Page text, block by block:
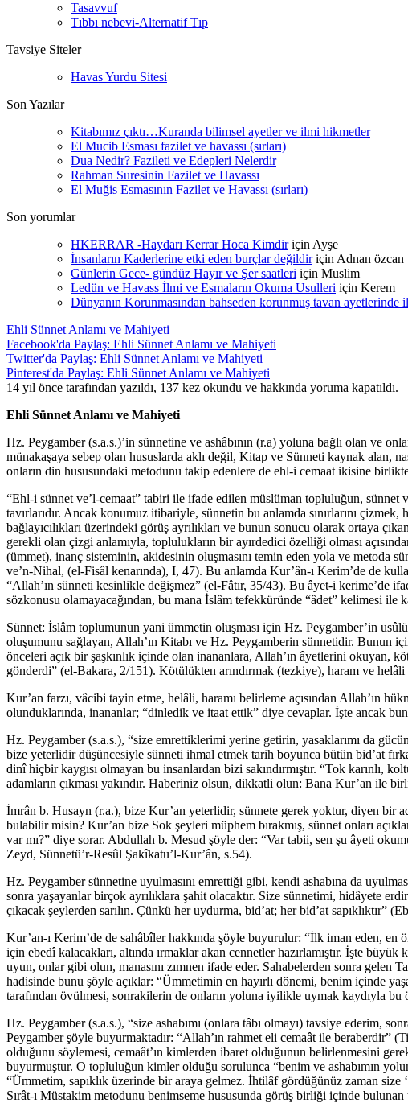
Tasavvuf
Tıbbı nebevi-Alternatif Tıp
Tavsiye Siteler
Havas Yurdu Sitesi
Son Yazılar
Kitabımız çıktı…Kuranda bilimsel ayetler ve ilmi hikmetler
El Mucib Esması fazilet ve havassı (sırları)
Dua Nedir? Fazileti ve Edepleri Nelerdir
Rahman Suresinin Fazilet ve Havassı
El Muğis Esmasının Fazilet ve Havassı (sırları)
Son yorumlar
HKERRAR -Haydarı Kerrar Hoca Kimdiriçin Ayşe
İnsanların Kaderlerine etki eden burçlar değildiriçin Adnan özcan
Günlerin Gece- gündüz Hayır ve Şer saatleri için Muslim
Ledün ve Havass İlmi ve Esmaların Okuma Usulleri için Kerem
Dünyanın Korunmasından bahseden korunmuş tavan ayetlerinde
Ehli Sünnet Anlamı ve Mahiyeti
Facebook'da Paylaş: Ehli Sünnet Anlamı ve Mahiyeti
Twitter'da Paylaş: Ehli Sünnet Anlamı ve Mahiyeti
Pinterest'da Paylaş: Ehli Sünnet Anlamı ve Mahiyeti
14 yıl önce tarafından yazıldı, 137 kez okundu ve hakkında yoruma kapatıldı.
Ehli Sünnet Anlamı ve Mahiyeti
Hz. Peygamber (s.a.s.)’in sünnetine ve ashâbının (r.a) yoluna bağlı olan ve
münakaşaya sebep olan hususlarda aklı değil, Kitap ve Sünneti kaynak alan,
onların din hususundaki metodunu takip edenlere de ehl-i cemaat ikisine
“Ehl-i sünnet ve’l-cemaat” tabiri ile ifade edilen müslüman topluluğun,
tavırlarıdır. Ancak konumuz itibariyle, sünnetin bu anlamda sınırlarını
bağlayıcılıkları üzerindeki görüş ayrılıkları ve bunun sonucu olarak ortaya
gerekli olan çizgi anlamıyla, toplulukların bir ayırdedici özelliği olması
(ümmet), inanç sisteminin, akidesinin oluşmasını temin eden yola ve metoda
ve’n-Nihal, (el-Fisâl kenarında), I, 47). Bu anlamda Kur’ân-ı Kerim’de de
“Allah’ın sünneti kesinlikle değişmez” (el-Fâtır, 35/43). Bu âyet-i kerime’de
sözkonusu olamayacağından, bu mana İslâm tefekküründe “âdet” kelimesi ile
Sünnet: İslâm toplumunun yani ümmetin oluşması için Hz. Peygamber’in
oluşumunu sağlayan, Allah’ın Kitabı ve Hz. Peygamberin sünnetidir. Bunun
önceleri açık bir şaşkınlık içinde olan inananlara, Allah’ın âyetlerini okuyan,
gönderdi” (el-Bakara, 2/151). Kötülükten arındırmak (tezkiye), haram ve
Kur’an farzı, vâcibi tayin etme, helâli, haramı belirleme açısından Allah’ın
olunduklarında, inananlar; “dinledik ve itaat ettik” diye cevaplar. İşte ancak
Hz. Peygamber (s.a.s.), “size emrettiklerimi yerine getirin, yasaklarımı da
bize yeterlidir düşüncesiyle sünneti ihmal etmek tarih boyunca bütün bid’at
dinî hiçbir kaygısı olmayan bu insanlardan bizi sakındırmıştır. “Tok karınlı,
adamların çıkması yakındır. Haberiniz olsun, dikkatli olun: Bana Kur’an ile
İmrân b. Husayn (r.a.), bize Kur’an yeterlidir, sünnete gerek yoktur, diyen bir
bulabilir misin? Kur’an bize Sok şeyleri müphem bırakmış, sünnet onları
var mı?” diye sorar. Abdullah b. Mesud şöyle der: “Var tabii, sen şu âyeti
Zeyd, Sünnetü’r-Resûl Şakîkatu’l-Kur’ân, s.54).
Hz. Peygamber sünnetine uyulmasını emrettiği gibi, kendi ashabına da
sonra yaşayanlar birçok ayrılıklara şahit olacaktır. Size sünnetimi, hidâyete
çıkacak şeylerden sarılın. Çünkü her uydurma, bid’at; her bid’at sapıklıktır”
Kur’an-ı Kerim’de de sahâbîler hakkında şöyle buyurulur: “İlk iman eden,
için ebedî kalacakları, altında ırmaklar akan cennetler hazırlamıştır. İşte
uyun, onlar gibi olun, manasını zımnen ifade eder. Sahabelerden sonra
hadisinde bunu şöyle açıklar: “Ümmetimin en hayırlı dönemi, benim içinde
tarafından övülmesi, sonrakilerin de onların yoluna iyilikle uymak kaydıyla bu
Hz. Peygamber (s.a.s.), “size ashabımı (onlara tâbı olmayı) tavsiye ederim,
Peygamber şöyle buyurmaktadır: “Allah’ın rahmet eli cemaât ile beraberdir”
olduğunu söylemesi, cemaât’ın kimlerden ibaret olduğunun belirlenmesini
buyurmuştur. O topluluğun kimler olduğu sorulunca “benim ve ashabımın
“Ümmetim, sapıklık üzerinde bir araya gelmez. İhtilâf gördüğünüz zaman
Sırât-ı Müstakim metodunu benimseme hususunda görüş birliği içinde